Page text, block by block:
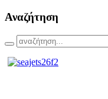
Αναζήτηση